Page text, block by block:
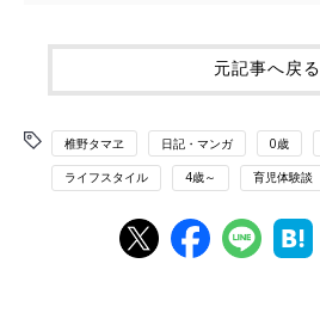
元記事へ戻る
椎野タマヱ 日記・マンガ 0歳
ライフスタイル 4歳～ 育児体験談